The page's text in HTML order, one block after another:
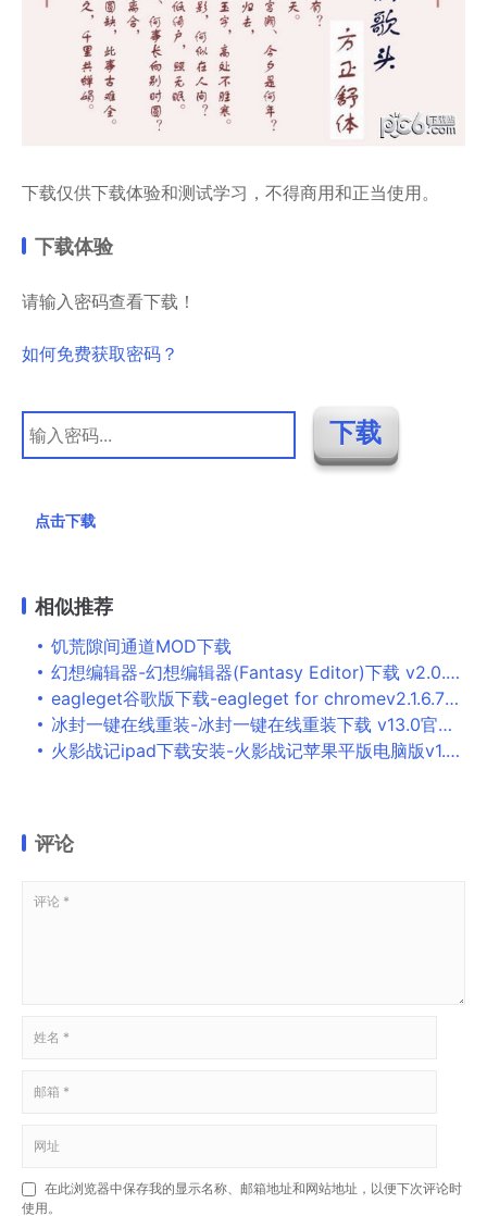
下载仅供下载体验和测试学习，不得商用和正当使用。
下载体验
请输入密码查看下载！
如何免费获取密码？
点击下载
相似推荐
饥荒隙间通道MOD下载
幻想编辑器-幻想编辑器(Fantasy Editor)下载 v2.0.0.467官方版
eagleget谷歌版下载-eagleget for chromev2.1.6.70 官方版
冰封一键在线重装-冰封一键在线重装下载 v13.0官方版
火影战记ipad下载安装-火影战记苹果平版电脑版v1.22 最新版
评论
在此浏览器中保存我的显示名称、邮箱地址和网站地址，以便下次评论时
使用。